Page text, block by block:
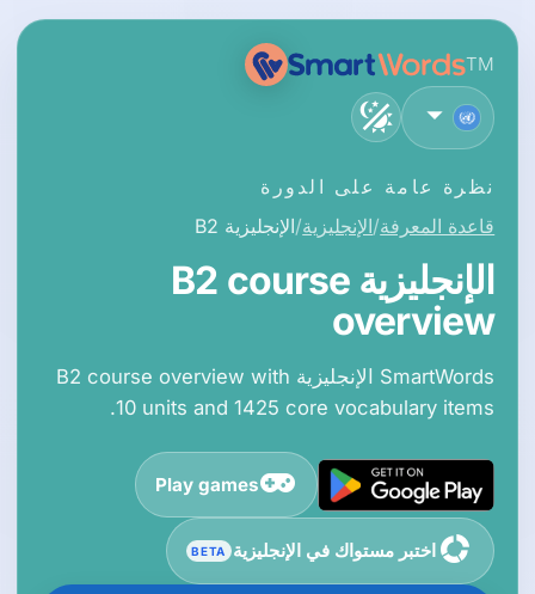
TM
العربية
نظرة عامة على الدورة
قاعدة المعرفة الإنجليزية الإنجليزية B2
الإنجليزية B2 course
overview
SmartWords الإنجليزية B2 course overview with
10 units and 1425 core vocabulary items.
Play games
اختبر مستواك في الإنجليزية BETA